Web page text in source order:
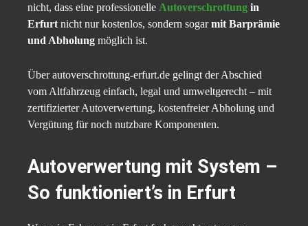
nicht, dass eine professionelle Autoverschrottung in
Erfurt nicht nur kostenlos, sondern sogarmit Barprämie
und Abholung möglich ist.
Über autoverschrottung-erfurt.de gelingt der Abschied
vom Altfahrzeug einfach, legal und umweltgerecht – mit
zertifizierter Autoverwertung, kostenfreier Abholung und
Vergütung für noch nutzbare Komponenten.
Autoverwertung mit System –
So funktioniert’s in Erfurt